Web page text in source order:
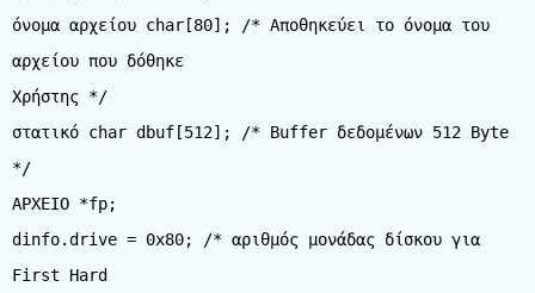
όνομα αρχείου char[80]; /* Αποθηκεύει το όνομα του
αρχείου που δόθηκε
Χρήστης */
στατικό char dbuf[512]; /* Buffer δεδομένων 512 Byte
*/
ΑΡΧΕΙΟ *fp;
dinfo.drive = 0x80; /* αριθμός μονάδας δίσκου για
First Hard